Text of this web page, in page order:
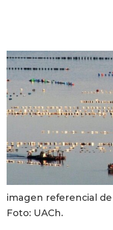
imagen referencial
Foto: UACh.